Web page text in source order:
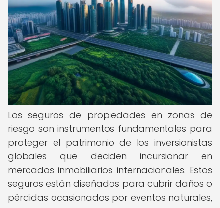
Los seguros de propiedades en zonas de
riesgo son instrumentos fundamentales para
proteger el patrimonio de los inversionistas
globales que deciden incursionar en
mercados inmobiliarios internacionales. Estos
seguros están diseñados para cubrir daños o
pérdidas ocasionados por eventos naturales,